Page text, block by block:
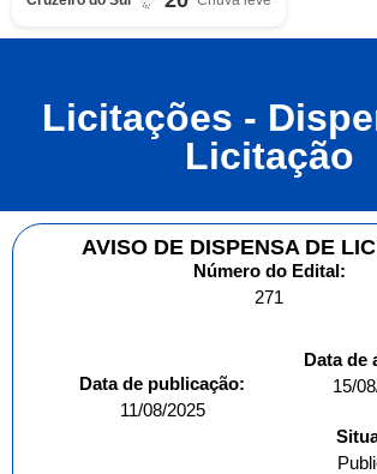
Licitações -
Licitação
AVISO DE DISPENSA DE
Número do Edital:
271
Data de publicação:
11/08/2025
Data de
15/